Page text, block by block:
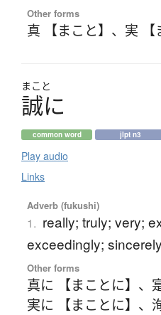
Other forms
真 【まこと】 、 実 【
まこと
誠に
common word jlpt n3
Play audio
Links
Adverb (fukushi)
1. really; truly; very;
exceedingly; sincerely
Other forms
真に 【まことに】 、
実に 【まことに】 、